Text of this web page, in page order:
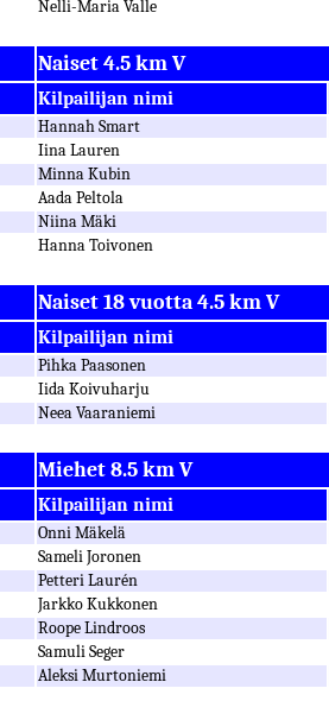
Nelli-Maria Valle
Naiset 4.5 km V
Kilpailijan nimi
Hannah Smart
Iina Lauren
Minna Kubin
Aada Peltola
Niina Mäki
Hanna Toivonen
Naiset 18 vuotta 4.5 km V
Kilpailijan nimi
Pihka Paasonen
Iida Koivuharju
Neea Vaaraniemi
Miehet 8.5 km V
Kilpailijan nimi
Onni Mäkelä
Sameli Joronen
Petteri Laurén
Jarkko Kukkonen
Roope Lindroos
Samuli Seger
Aleksi Murtoniemi